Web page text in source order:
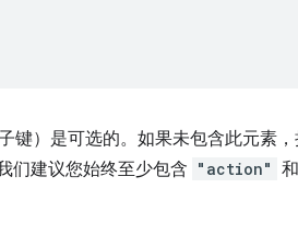
键）是可选的。如果未包含此元素
们建议您始终至少包含 "action" 和